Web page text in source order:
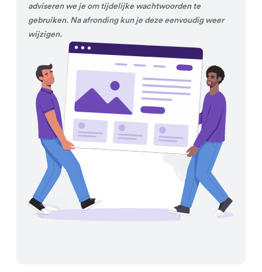
adviseren we je om tijdelijke wachtwoorden te
gebruiken. Na afronding kun je deze eenvoudig weer
wijzigen.